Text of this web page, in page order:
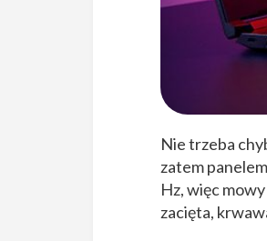
Nie trzeba
zatem
Hz, więc
zacięta,